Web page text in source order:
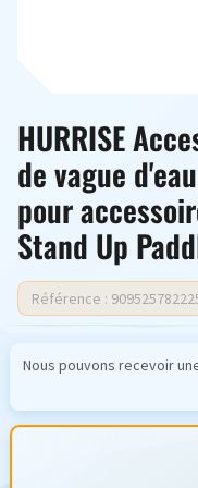
HURRISE
de vague
pour
Stand Up
Référence :
Nous pouvons recevoir